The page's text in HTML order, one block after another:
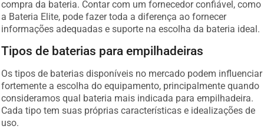
compra da bateria. Contar com um fornecedor confiável, como
a Bateria Elite, pode fazer toda a diferença ao fornecer
informações adequadas e suporte na escolha da bateria ideal.
Tipos de baterias para empilhadeiras
Os tipos de baterias disponíveis no mercado podem influenciar
fortemente a escolha do equipamento, principalmente quando
consideramos qual bateria mais indicada para empilhadeira.
Cada tipo tem suas próprias características e idealizações de
uso.